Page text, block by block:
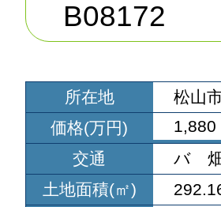
B08172
所在地
松山
価格(万円)
1,880
交通
バ
土地面積(㎡)